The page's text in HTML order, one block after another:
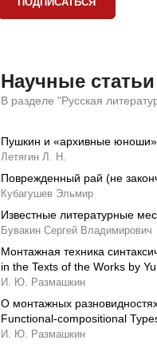
Научные статьи
В разделе "Русская
Пушкин и «архивные юноши»
Летягин Л. Н.
Поврежденный рай (не
Кубагушев Эльмир
Известные литературные
Бувакин Сергей Владимирович
Монтажная техника
in the Texts of the Works by
И. Ю. Размашкин
О монтажных
Functional-compositional
И. Ю. Размашкин